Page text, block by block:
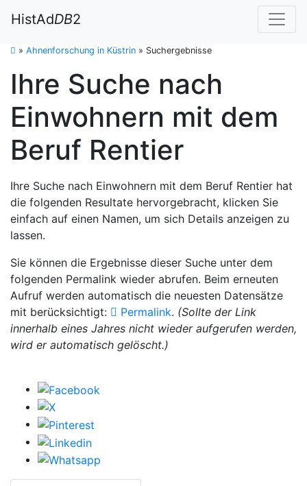
HistAdDB2
» Ahnenforschung in Küstrin » Suchergebnisse
Ihre Suche nach
Einwohnern mit dem
Beruf Rentier
Ihre Suche nach Einwohnern mit dem Beruf Rentier hat
die folgenden Resultate hervorgebracht, klicken Sie
einfach auf einen Namen, um sich Details anzeigen zu
lassen.
Sie können die Ergebnisse dieser Suche unter dem
folgenden Permalink wieder abrufen. Beim erneuten
Aufruf werden automatisch die neuesten Datensätze
mit berücksichtigt:
Permalink. (Sollte der Link
innerhalb eines Jahres nicht wieder aufgerufen werden,
wird er automatisch gelöscht.)